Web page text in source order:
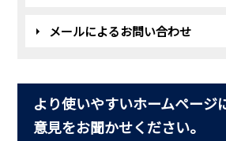
メールによるお問い合わせ
より使いやすいホームページ
意見をお聞かせください。